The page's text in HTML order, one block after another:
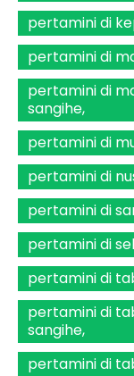
pertamini di
pertamini di
pertamini di
sangihe
pertamini di
pertamini di
pertamini di
pertamini di
pertamini di
pertamini di
sangihe
pertamini di